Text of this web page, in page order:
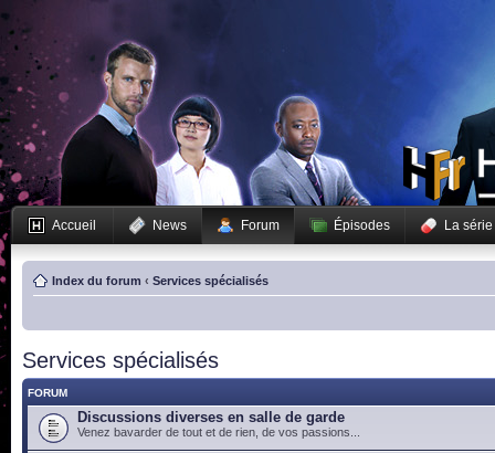
Accueil News Forum Épisodes La série
Index du forum ‹ Services spécialisés
Services spécialisés
FORUM
Discussions diverses en salle de garde
Venez bavarder de tout et de rien, de vos passions...